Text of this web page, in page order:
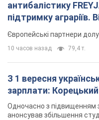
антибалістику
підтримку аграріїв.
Європейські партнери
10 часов назад 79,4 т.
З 1 вересня
зарплати:
Одночасно з підвищенням
анонсував збільшення